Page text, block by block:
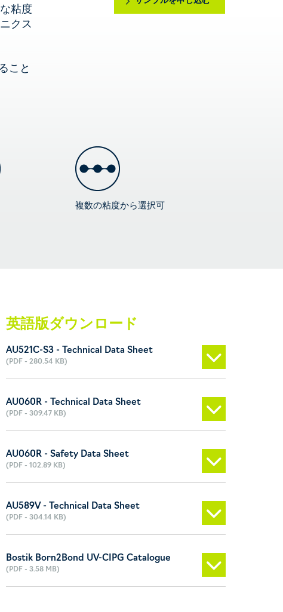
粘度
クス
こと
複数の粘度から選択可
英語版ダウンロード
AU521C-S3 - Technical Data Sheet
(PDF - 280.54 KB)
AU060R - Technical Data Sheet
(PDF - 309.47 KB)
AU060R - Safety Data Sheet
(PDF - 102.89 KB)
AU589V - Technical Data Sheet
(PDF - 304.14 KB)
Bostik Born2Bond UV-CIPG Catalogue
(PDF - 3.58 MB)